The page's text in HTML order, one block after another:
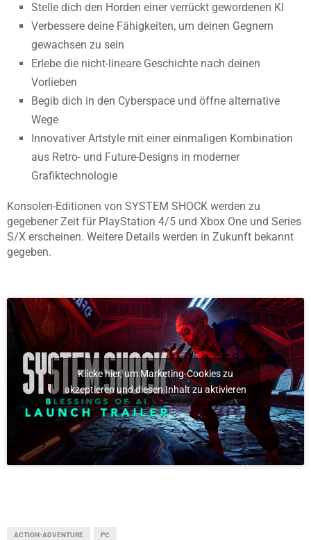
Stelle dich den Horden einer verrückt gewordenen KI
Verbessere deine Fähigkeiten, um deinen Gegnern
gewachsen zu sein
Erlebe die nicht-lineare Geschichte nach deinen
Vorlieben
Begib dich in den Cyberspace und öffne alternative
Wege
Innovativer Artstyle mit einer einmaligen Kombination
aus Retro- und Future-Designs in moderner
Grafiktechnologie
Konsolen-Editionen von SYSTEM SHOCK werden zu
gegebener Zeit für PlayStation 4/5 und Xbox One und Series
S/X erscheinen. Weitere Details werden in Zukunft bekannt
gegeben.
Klicke hier, um Marketing-Cookies zu
akzeptieren und diesen Inhalt zu aktivieren
ACTION-ADVENTURE PC